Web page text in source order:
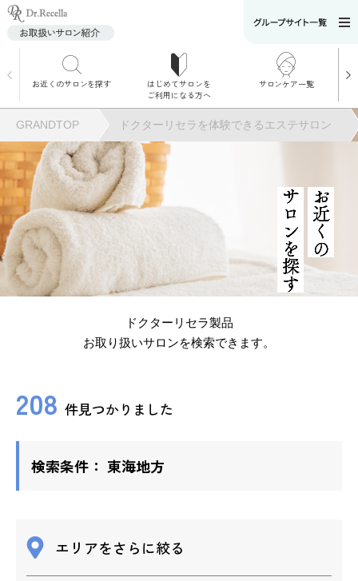
お近くのサロンを探す
はじめてサロンを
ご利用になる方へ
サロンケア一覧
ュー
施術別で探す
お悩み別で探す
角質ケア｜ポレーシ
ョン
毛穴洗浄
毛穴洗浄＆リフトア
GRANDTOP ドクターリセラを体験できるエステサロン
お近くの
サロンを探す
ドクターリセラ製品
お取り扱いサロンを検索できます。
208 件見つかりました
検索条件： 東海地方
エリアをさらに絞る